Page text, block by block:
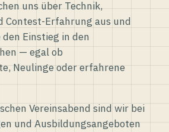
uns über Technik,
Contest-Erfahrung aus und
Einstieg in den
— egal ob
Neulinge oder erfahrene
Vereinsabend sind wir bei
und Ausbildungsangeboten